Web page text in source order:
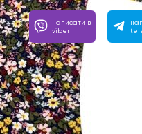
написати в
viber